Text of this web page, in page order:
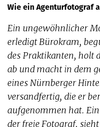
Wie ein Agenturfotograf
Ein ungewöhnlicher
erledigt Bürokram,
des Praktikanten, holt
ab und macht in dem
eines Nürnberger
versandfertig, die er
aufgenommen hat.
der freie Fotograf,